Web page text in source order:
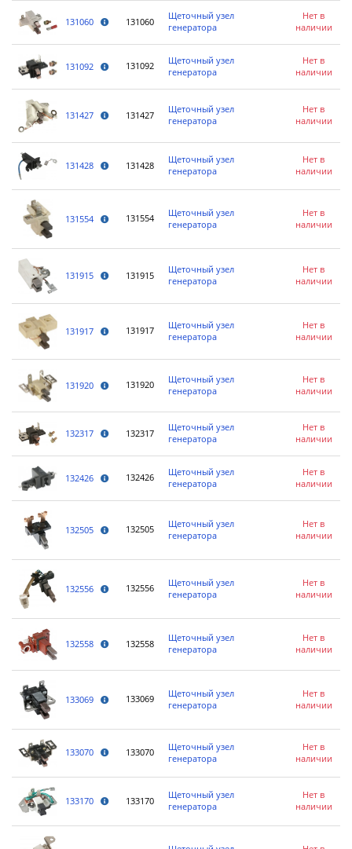
131060 131060
Щеточный узел
генератора
Нет в
наличии
131092 131092
Щеточный узел
генератора
Нет в
наличии
131427 131427
Щеточный узел
генератора
Нет в
наличии
131428 131428
Щеточный узел
генератора
Нет в
наличии
131554 131554
Щеточный узел
генератора
Нет в
наличии
131915 131915
Щеточный узел
генератора
Нет в
наличии
131917 131917
Щеточный узел
генератора
Нет в
наличии
131920 131920
Щеточный узел
генератора
Нет в
наличии
132317 132317
Щеточный узел
генератора
Нет в
наличии
132426 132426
Щеточный узел
генератора
Нет в
наличии
132505 132505
Щеточный узел
генератора
Нет в
наличии
132556 132556
Щеточный узел
генератора
Нет в
наличии
132558 132558
Щеточный узел
генератора
Нет в
наличии
133069 133069
Щеточный узел
генератора
Нет в
наличии
133070 133070
Щеточный узел
генератора
Нет в
наличии
133170 133170
Щеточный узел
генератора
Нет в
наличии